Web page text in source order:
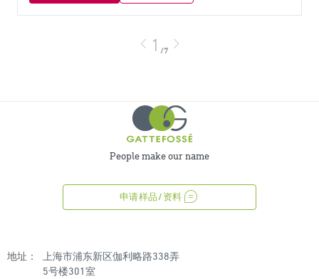
上一页
1 /7下一页
People make our name
申请样品/资料
地址：
上海市浦东新区伽利略路338弄
5号楼301室